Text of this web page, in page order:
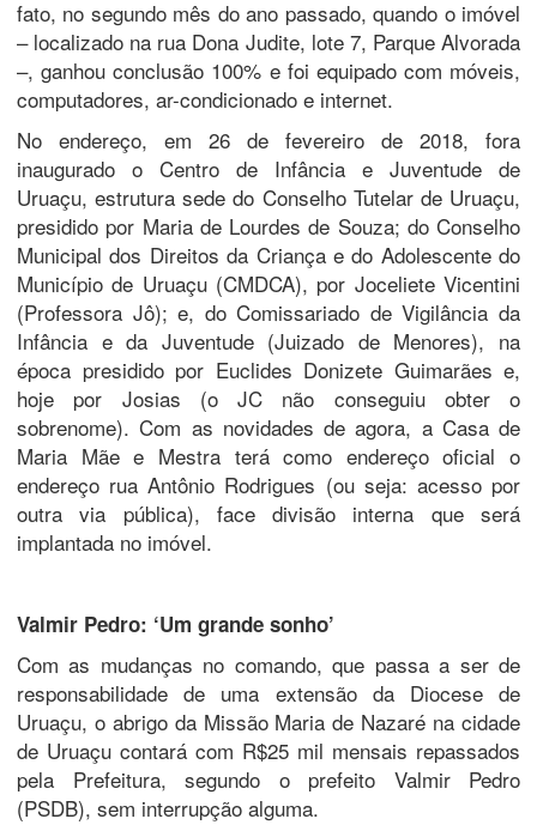
fato, no segundo mês do ano passado, quando o imóvel
– localizado na rua Dona Judite, lote 7, Parque Alvorada
–, ganhou conclusão 100% e foi equipado com móveis,
computadores, ar-condicionado e internet.
No endereço, em 26 de fevereiro de 2018, fora
inaugurado o Centro de Infância e Juventude de
Uruaçu, estrutura sede do Conselho Tutelar de Uruaçu,
presidido por Maria de Lourdes de Souza; do Conselho
Municipal dos Direitos da Criança e do Adolescente do
Município de Uruaçu (CMDCA), por Joceliete Vicentini
(Professora Jô); e, do Comissariado de Vigilância da
Infância e da Juventude (Juizado de Menores), na
época presidido por Euclides Donizete Guimarães e,
hoje por Josias (o JC não conseguiu obter o
sobrenome). Com as novidades de agora, a Casa de
Maria Mãe e Mestra terá como endereço oficial o
endereço rua Antônio Rodrigues (ou seja: acesso por
outra via pública), face divisão interna que será
implantada no imóvel.
Valmir Pedro: ‘Um grande sonho’
Com as mudanças no comando, que passa a ser de
responsabilidade de uma extensão da Diocese de
Uruaçu, o abrigo da Missão Maria de Nazaré na cidade
de Uruaçu contará com R$25 mil mensais repassados
pela Prefeitura, segundo o prefeito Valmir Pedro
(PSDB), sem interrupção alguma.